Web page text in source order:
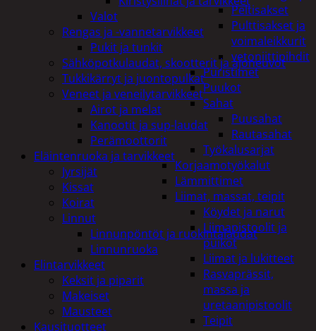
Peltisakset
Pulttisakset ja
voimaleikkurit
vetoniittipihdit
Puristimet
Puukot
Sahat
Puusahat
Rautasahat
Työkalusarjat
Korjaamotyökalut
Lämmittimet
Liimat, massat, teipit
Köydet ja narut
Liimapistoolit ja
puikot
Liimat ja lukitteet
Rasvaprässit,
massa ja
uretaanipistoolit
Teipit
Valot
Rengas ja -vannetarvikkeet
Pukit ja tunkit
Sähköpotkulaudat, skootterit ja ajoneuvot
Tukkikärryt ja juontopulkat
Veneet ja veneilytarvikkeet
Airot ja melat
Kanootit ja sup-laudat
Perämoottorit
Eläintenruoka ja tarvikkeet
Jyrsijät
Kissat
Koirat
Linnut
Linnunpöntöt ja ruokintalaudat
Linnunruoka
Elintarvikkeet
Keksit ja piparit
Makeiset
Mausteet
Kausituotteet